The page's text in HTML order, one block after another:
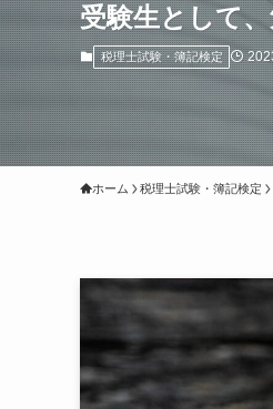
受験生として
税理士試験・簿記検定
ホーム 税理士試験・簿記検定